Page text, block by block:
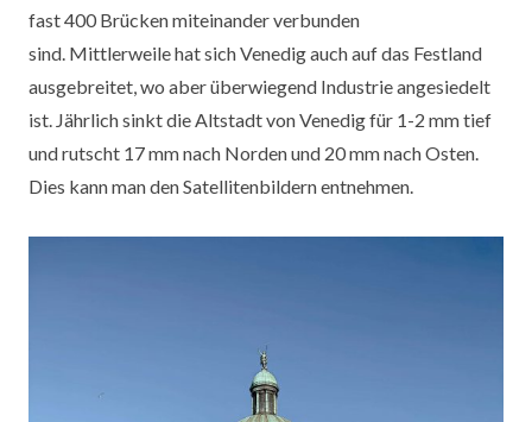
fast 400 Brücken miteinander verbunden
sind. Mittlerweile hat sich Venedig auch auf das Festland
ausgebreitet, wo aber überwiegend Industrie angesiedelt
ist. Jährlich sinkt die Altstadt von Venedig für 1-2 mm tief
und rutscht 17mm nach Norden und 20mm nach Osten.
Dies kann man den Satellitenbildern entnehmen.